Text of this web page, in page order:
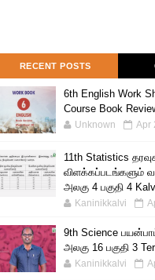
RECENT POSTS
6th English Work
Course Book
Unknown Apr
11th Statistics
விளக்கப்படங்களும்
அலகு 4 பகுதி 4
Kaninikkalvi
9th Science
அலகு 16 பகுதி 3
Kaninikkalvi